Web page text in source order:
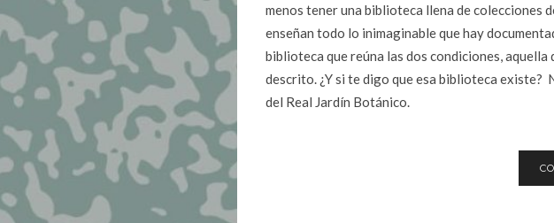
menos tener una biblioteca llena de colecciones
enseñan todo lo inimaginable que hay
biblioteca que reúna las dos condiciones,
descrito. ¿Y si te digo que esa biblioteca existe?
del Real Jardín Botánico.